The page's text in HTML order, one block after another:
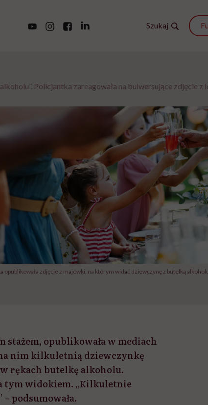
Szukaj
Policjantka zareagowała na bulwersujące zdjęcie z
opublikowała zdjęcie z majówki, na którym widać dziewczynę z butelką
stażem, opublikowała w mediach
nim kilkuletnią dziewczynkę
rękach butelkę alkoholu.
tym widokiem. „Kilkuletnie
podsumowała.